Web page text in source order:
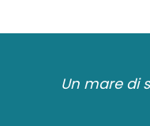
Un mare di